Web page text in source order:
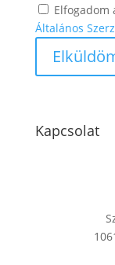
Elfogadom
Általános
Kapcsolat